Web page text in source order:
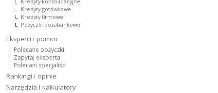
Kredyty gotówkowe
Kredyty firmowe
Pożyczki pozabankowe
Eksperci i pomoc
Polecane pożyczki
Zapytaj eksperta
Polecani specjaliści
Rankingi i opinie
Narzędzia i kalkulatory